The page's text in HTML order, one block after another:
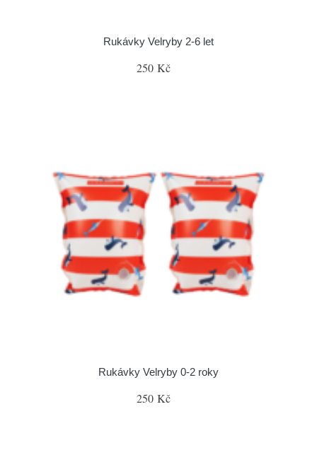
Rukávky Velryby 2-6 let
250 Kč
Rukávky Velryby 0-2 roky
250 Kč